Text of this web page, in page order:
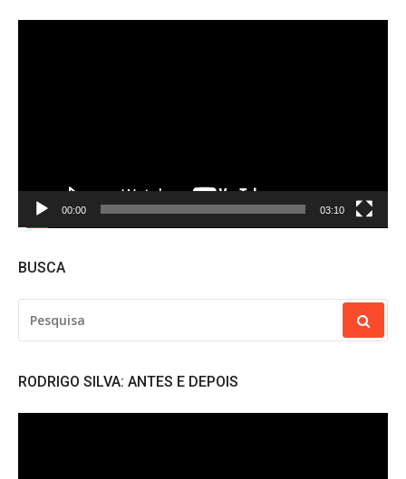
00:00 03:10
BUSCA
POR:
RODRIGO SILVA: ANTES E DEPOIS